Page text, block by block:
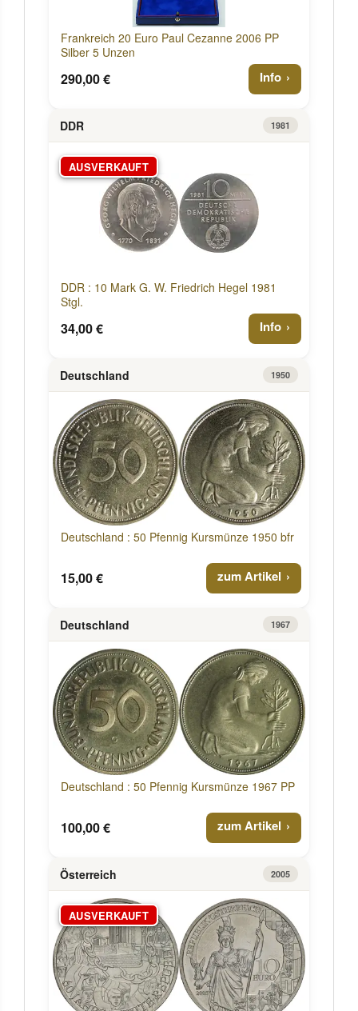
Frankreich 20 Euro Paul Cezanne 2006 PP
Silber 5 Unzen
290,00 € Info
DDR 1981
AUSVERKAUFT
DDR : 10 Mark G. W. Friedrich Hegel 1981
Stgl.
34,00 € Info
Deutschland 1950
Deutschland : 50 Pfennig Kursmünze 1950 bfr
15,00 € zum Artikel
Deutschland 1967
Deutschland : 50 Pfennig Kursmünze 1967 PP
100,00 € zum Artikel
Österreich 2005
AUSVERKAUFT